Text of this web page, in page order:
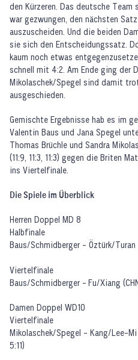
den Kürzeren. Das deutsche
war gezwungen, den nächsten
auszuscheiden. Und die beiden
sie sich den Entscheidungssatz.
kaum noch etwas
schnell mit 4:2. Am Ende ging der
Mikolaschek/Spegel sind damit
ausgeschieden.
Gemischte Ergebnisse hab es im
Valentin Baus und Jana Spegel
Thomas Brüchle und Sandra
(11:9, 11:3, 11:3) gegen die Briten
ins Viertelfinale.
Die Spiele im Überblick
Herren Doppel MD 8
Halbfinale
Baus/Schmidberger - Öztürk/Turan
Viertelfinale
Baus/Schmidberger - Fu/Xiang
Damen Doppel WD10
Viertelfinale
Mikolaschek/Spegel - Kang/Lee-Mi
5:11)